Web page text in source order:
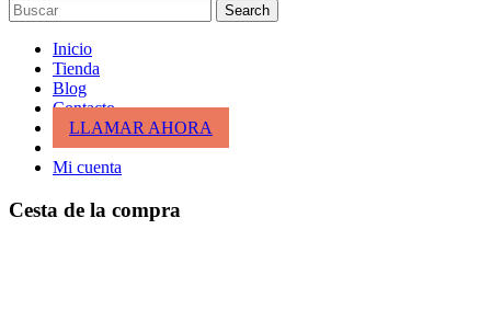
Search
Inicio
Tienda
Blog
Contacto
LLAMAR AHORA
Mi cuenta
Cesta de la compra